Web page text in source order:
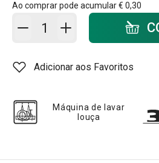
Ao comprar pode acumular€ 0,30
Adicionar ao carrinho -
Adicionar aos Favoritos
Máquina de lavar
louça